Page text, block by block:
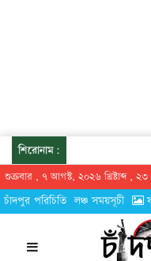
শিরোনাম:
শুক্রবার , ৭ আগস্ট, ২০২৬ খ্রিষ্টাব্দ , ২৩
চাঁদপুর পরিচিতি লঞ্চ সময়সূচী